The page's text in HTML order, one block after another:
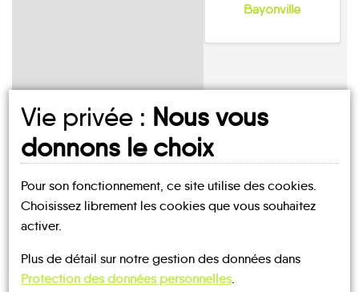
Bayonville
UN AVIS, UN TÉMOIGNAGE
À PARTAGER ?
Vie privée : Nous vous
donnons le choix
Pour son fonctionnement, ce site utilise des cookies.
Choisissez librement les cookies que vous souhaitez
activer.
Plus de détail sur notre gestion des données dans
Protection des données personnelles.